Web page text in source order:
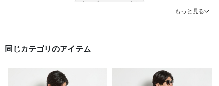
#トップス USAコットン
もっと見る
同じカテゴリのアイテム